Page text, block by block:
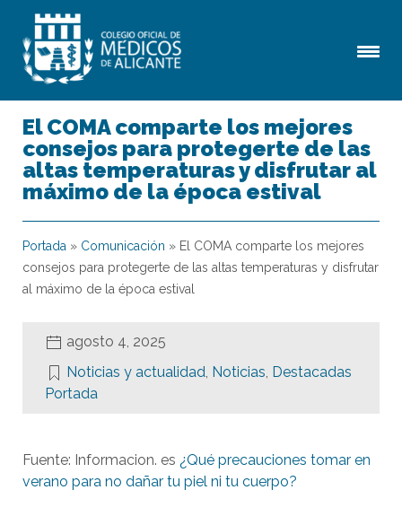
El COMA comparte los mejores
consejos para protegerte de las
altas temperaturas y disfrutar al
máximo de la época estival
Portada » Comunicación » El COMA comparte los mejores
consejos para protegerte de las altas temperaturas y disfrutar
al máximo de la época estival
agosto 4, 2025
Noticias y actualidad, Noticias, Destacadas
Portada
Fuente: Informacion. es ¿Qué precauciones tomar en
verano para no dañar tu piel ni tu cuerpo?